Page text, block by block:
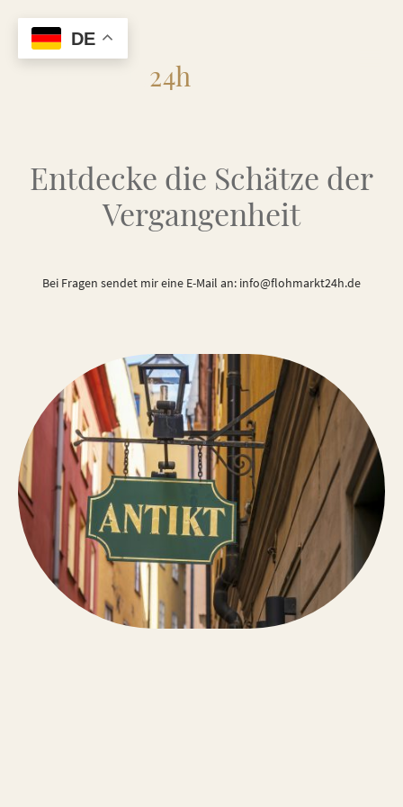
24h
Entdecke die Schätze der
Vergangenheit
Bei Fragen sendet mir eine E-Mail an: info@flohmarkt24h.de
DE